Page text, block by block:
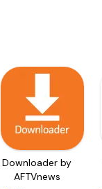
Downloader by
AFTVnews